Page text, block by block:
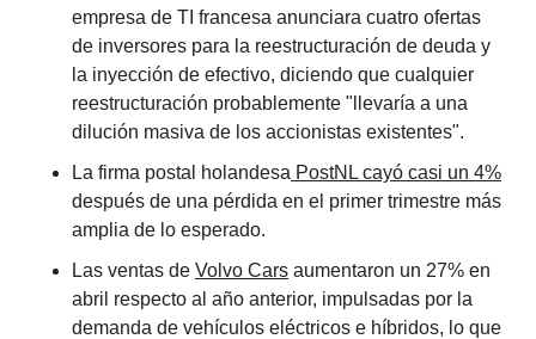
empresa de TI francesa anunciara cuatro ofertas
de inversores para la reestructuración de deuda y
la inyección de efectivo, diciendo que cualquier
reestructuración probablemente "llevaría a una
dilución masiva de los accionistas existentes".
La firma postal holandesa PostNL cayó casi un 4%
después de una pérdida en el primer trimestre más
amplia de lo esperado.
Las ventas de Volvo Cars aumentaron un 27% en
abril respecto al año anterior, impulsadas por la
demanda de vehículos eléctricos e híbridos, lo que